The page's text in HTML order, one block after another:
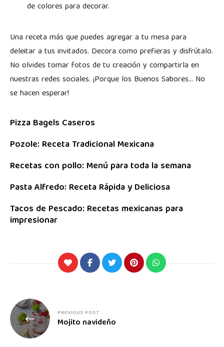
de colores para decorar.
Una receta más que puedes agregar a tu mesa para
deleitar a tus invitados. Decora como prefieras y disfrútalo.
No olvides tomar fotos de tu creación y compartirla en
nuestras redes sociales. ¡Porque los Buenos Sabores… No
se hacen esperar!
Pizza Bagels Caseros
Pozole: Receta Tradicional Mexicana
Recetas con pollo: Menú para toda la semana
Pasta Alfredo: Receta Rápida y Deliciosa
Tacos de Pescado: Recetas mexicanas para
impresionar
PREVIOUS POST
Mojito navideño